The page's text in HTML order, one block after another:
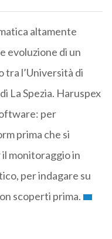
altamente
evoluzione di un
tra l’Università di
La Spezia. Haruspex
per
prima che si
monitoraggio in
per indagare su
scoperti prima.